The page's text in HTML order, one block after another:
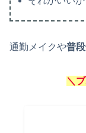
通勤メイクや普
＼